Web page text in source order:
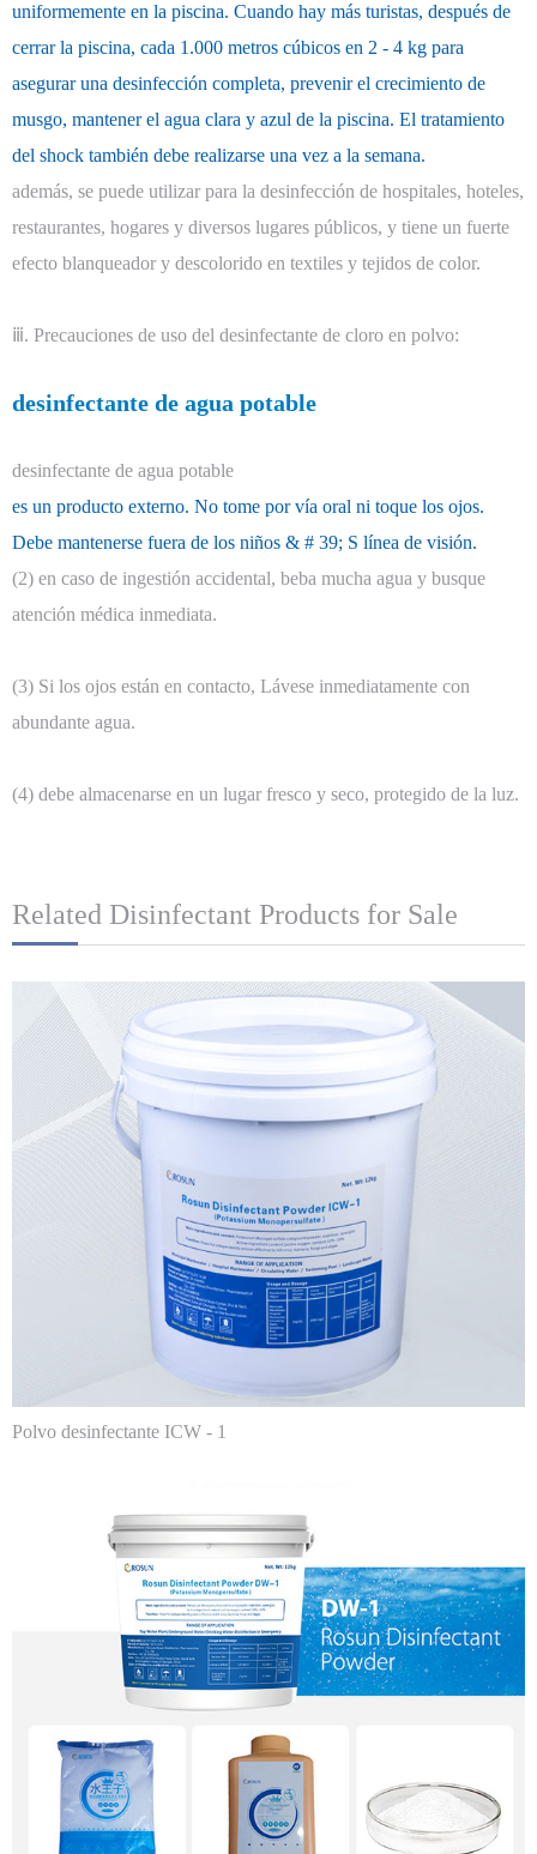
uniformemente en la piscina. Cuando hay más turistas, después de
cerrar la piscina, cada 1.000 metros cúbicos en 2 - 4 kg para
asegurar una desinfección completa, prevenir el crecimiento de
musgo, mantener el agua clara y azul de la piscina. El tratamiento
del shock también debe realizarse una vez a la semana.
además, se puede utilizar para la desinfección de hospitales, hoteles,
restaurantes, hogares y diversos lugares públicos, y tiene un fuerte
efecto blanqueador y descolorido en textiles y tejidos de color.
ⅲ. Precauciones de uso del desinfectante de cloro en polvo:
desinfectante de agua potable
desinfectante de agua potable
es un producto externo. No tome por vía oral ni toque los ojos.
Debe mantenerse fuera de los niños & # 39; S línea de visión.
(2) en caso de ingestión accidental, beba mucha agua y busque
atención médica inmediata.
(3) Si los ojos están en contacto, Lávese inmediatamente con
abundante agua.
(4) debe almacenarse en un lugar fresco y seco, protegido de la luz.
Related Disinfectant Products for Sale
Polvo desinfectante ICW - 1